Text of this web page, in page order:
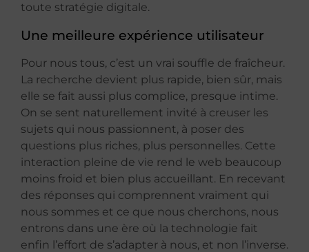
toute stratégie digitale.
Une meilleure expérience utilisateur
Pour nous tous, c’est un vrai souffle de fraîcheur.
La recherche devient plus rapide, bien sûr, mais
elle se fait aussi plus complice, presque intime.
On se sent naturellement invité à creuser les
sujets qui nous passionnent, à poser des
questions plus riches, plus personnelles. Cette
interaction pleine de vie rend le web beaucoup
moins froid et bien plus accueillant. En recevant
des réponses qui comprennent vraiment qui
nous sommes et ce que nous cherchons, nous
entrons dans une ère où la technologie fait
enfin l’effort de s’adapter à nous, et non l’inverse.